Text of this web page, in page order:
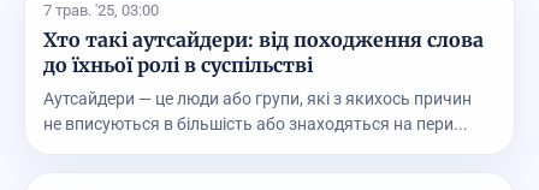
7 трав. '25, 03:00
Хто такі аутсайдери: від походження слова
до їхньої ролі в суспільстві
Аутсайдери — це люди або групи, які з якихось причин
не вписуються в більшість або знаходяться на пери...